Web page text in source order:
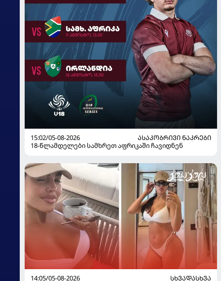
15:02/05-08-2026
ᲐᲡᲐᲙᲝᲑᲠᲘᲕᲘ ᲜᲐᲙᲠᲔᲑᲘ
18-წლამდელები სამხრეთ აფრიკაში ჩავიდნენ
14:05/05-08-2026
ᲡᲮᲕᲐᲓᲐᲡᲮᲕᲐ